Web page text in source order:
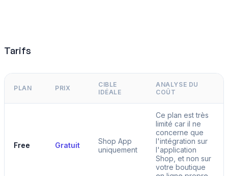
Tarifs
PLAN PRIX
CIBLE
IDÉALE
ANALYSE DU
COÛT
Free Gratuit
Shop App
uniquement
Ce plan est très
limité car il ne
concerne que
l'intégration sur
l'application
Shop, et non sur
votre boutique